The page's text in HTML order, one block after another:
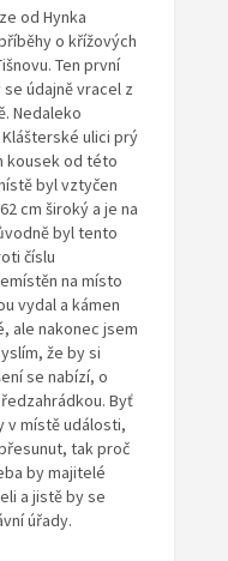
od Hynka
o křížových
Ten první
údajně vracel z
Nedaleko
ulici prý
kousek od této
byl vztyčen
cm široký a je na
byl tento
číslu
na místo
vydal a kámen
ale nakonec jsem
že by si
se nabízí, o
Byť
v místě události,
tak proč
by majitelé
a jistě by se
úřady.